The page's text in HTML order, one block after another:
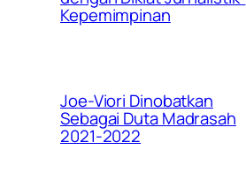
Kepemimpinan
Joe-Viori Dinobatkan
Sebagai Duta Madrasah
2021-2022